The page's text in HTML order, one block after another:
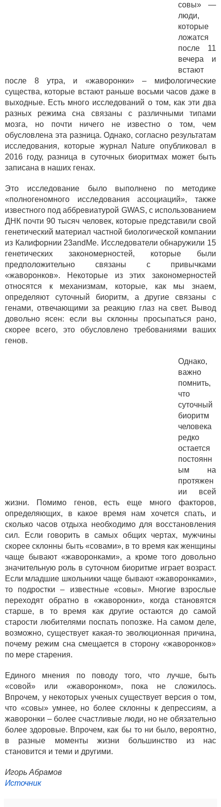
совы» —
люди,
которые
ложатся
после 11
вечера и
встают
после 8 утра, и «жаворонки» – мифологические
существа, которые встают раньше восьми часов даже в
выходные. Есть много исследований о том, как эти два
разных режима сна связаны с различными типами
мозга, но почти ничего не известно о том, чем
обусловлена эта разница. Однако, согласно результатам
исследования, которые журнал Nature опубликовал в
2016 году, разница в суточных биоритмах может быть
записана в наших генах.
Это исследование было выполнено по методике
«полногеномного исследования ассоциаций», также
известного под аббревиатурой GWAS, с использованием
ДНК почти 90 тысяч человек, которые представили свой
генетический материал частной биологической компании
из Калифорнии 23andMe. Исследователи обнаружили 15
генетических закономерностей, которые были
предположительно связаны с привычками
«жаворонков». Некоторые из этих закономерностей
относятся к механизмам, которые, как мы знаем,
определяют суточный биоритм, а другие связаны с
генами, отвечающими за реакцию глаз на свет. Вывод
довольно ясен: если вы склонны просыпаться рано,
скорее всего, это обусловлено требованиями ваших
генов.
Однако,
важно
помнить,
что
суточный
биоритм
человека
редко
остается
постоянн
ым на
протяжен
ии всей
жизни. Помимо генов, есть еще много факторов,
определяющих, в какое время нам хочется спать, и
сколько часов отдыха необходимо для восстановления
сил. Если говорить в самых общих чертах, мужчины
скорее склонны быть «совами», в то время как женщины
чаще бывают «жаворонками», а кроме того довольно
значительную роль в суточном биоритме играет возраст.
Если младшие школьники чаще бывают «жаворонками»,
то подростки – известные «совы». Многие взрослые
переходят обратно в «жаворонки», когда становятся
старше, в то время как другие остаются до самой
старости любителями поспать попозже. На самом деле,
возможно, существует какая-то эволюционная причина,
почему режим сна смещается в сторону «жаворонков»
по мере старения.
Единого мнения по поводу того, что лучше, быть
«совой» или «жаворонком», пока не сложилось.
Впрочем, у некоторых ученых существует версия о том,
что «совы» умнее, но более склонны к депрессиям, а
жаворонки – более счастливые люди, но не обязательно
более здоровые. Впрочем, как бы то ни было, вероятно,
в разные моменты жизни большинство из нас
становится и теми и другими.
Игорь Абрамов
Источник